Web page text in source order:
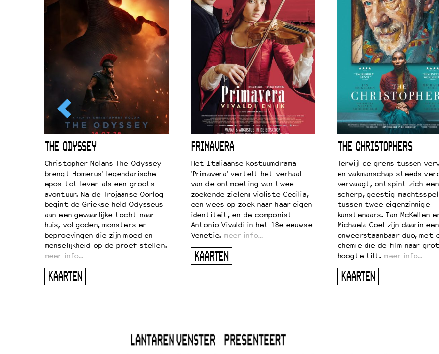
THE ODYSSEY
Christopher Nolans The Odyssey
brengt Homerus' legendarische
epos tot leven als een groots
avontuur. Na de Trojaanse Oorlog
begint de Griekse held Odysseus
aan een gevaarlijke tocht naar
huis, vol goden, monsters en
beproevingen die zijn moed en
menselijkheid op de proef stellen.
meer info…
KAARTEN
PRIMAVERA
Het Italiaanse kostuumdrama
'Primavera' vertelt het verhaal
van de ontmoeting van twee
zoekende zielen: violiste Cecilia,
een wees op zoek naar haar eigen
identiteit, en de componist
Antonio Vivaldi in het 18e eeuwse
Venetië. meer info…
KAARTEN
THE CHRISTOPHERS
Terwijl de grens tussen
en vakmanschap steeds
vervaagt, ontspint zich een
scherp, geestig machtsspel
tussen twee eigenzinnige
kunstenaars. Ian McKellen
Michaela Coel zijn daarin een
onweerstaanbaar duo, met
chemie die de film naar
hoogte tilt. meer info…
KAARTEN